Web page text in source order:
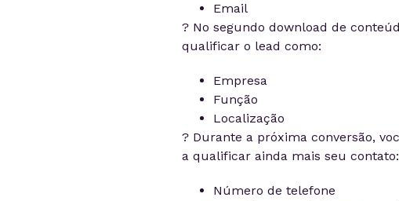
Email
? No segundo download de
qualificar o lead como:
Empresa
Função
Localização
? Durante a próxima conversão,
a qualificar ainda mais seu contato:
Número de telefone